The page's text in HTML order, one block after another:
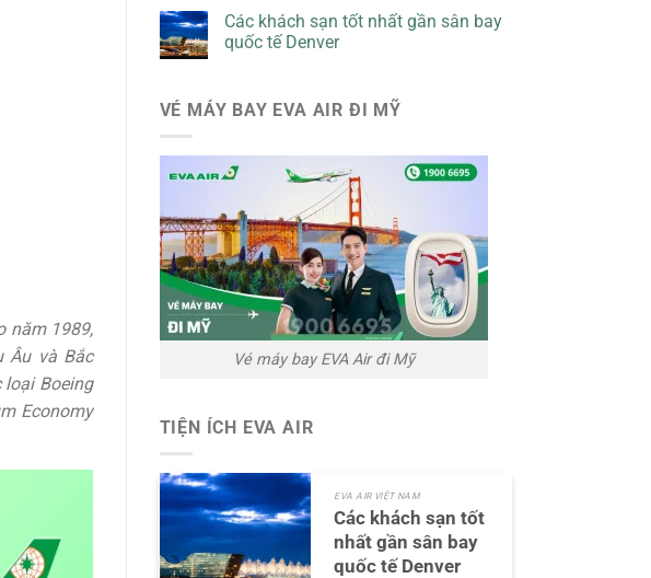
năm 1989,
Âu và Bắc
loại Boeing
Economy
Các khách sạn tốt nhất gần sân bay
quốc tế Denver
VÉ MÁY BAY EVA AIR ĐI MỸ
Vé máy bay EVA Air đi Mỹ
TIỆN ÍCH EVA AIR
EVA AIR VIỆT NAM
Các khách sạn tốt
nhất gần sân bay
quốc tế Denver